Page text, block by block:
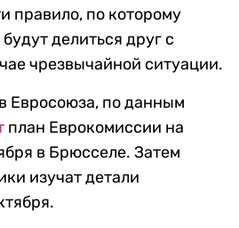
правило, по которому
делиться друг с
чрезвычайной ситуации.
Евросоюза, по данным
план Еврокомиссии на
в Брюсселе. Затем
изучат детали